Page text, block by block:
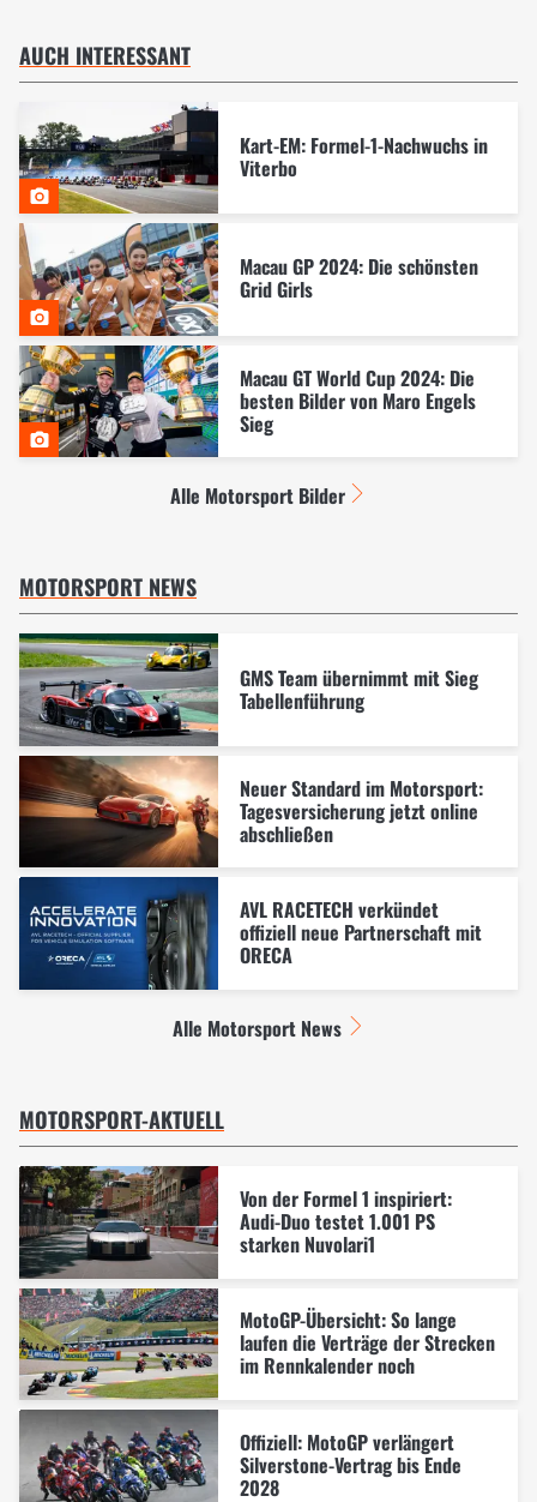
AUCH INTERESSANT
Kart-EM: Formel-1-Nachwuchs in
Viterbo
Macau GP 2024: Die schönsten
Grid Girls
Macau GT World Cup 2024: Die
besten Bilder von Maro Engels
Sieg
Alle Motorsport Bilder
MOTORSPORT NEWS
GMS Team übernimmt mit Sieg
Tabellenführung
Neuer Standard im Motorsport:
Tagesversicherung jetzt online
abschließen
AVL RACETECH verkündet
offiziell neue Partnerschaft mit
ORECA
Alle Motorsport News
MOTORSPORT-AKTUELL
Von der Formel 1 inspiriert:
Audi-Duo testet 1.001 PS
starken Nuvolari1
MotoGP-Übersicht: So lange
laufen die Verträge der Strecken
im Rennkalender noch
Offiziell: MotoGP verlängert
Silverstone-Vertrag bis Ende
2028